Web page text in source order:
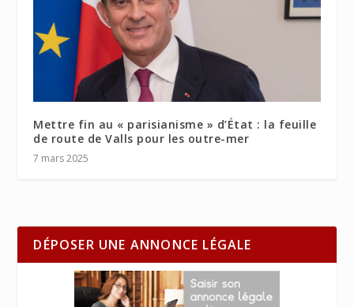
Mettre fin au « parisianisme » d’État : la feuille
de route de Valls pour les outre-mer
7 mars 2025
DÉPOSER UNE ANNONCE LÉGALE